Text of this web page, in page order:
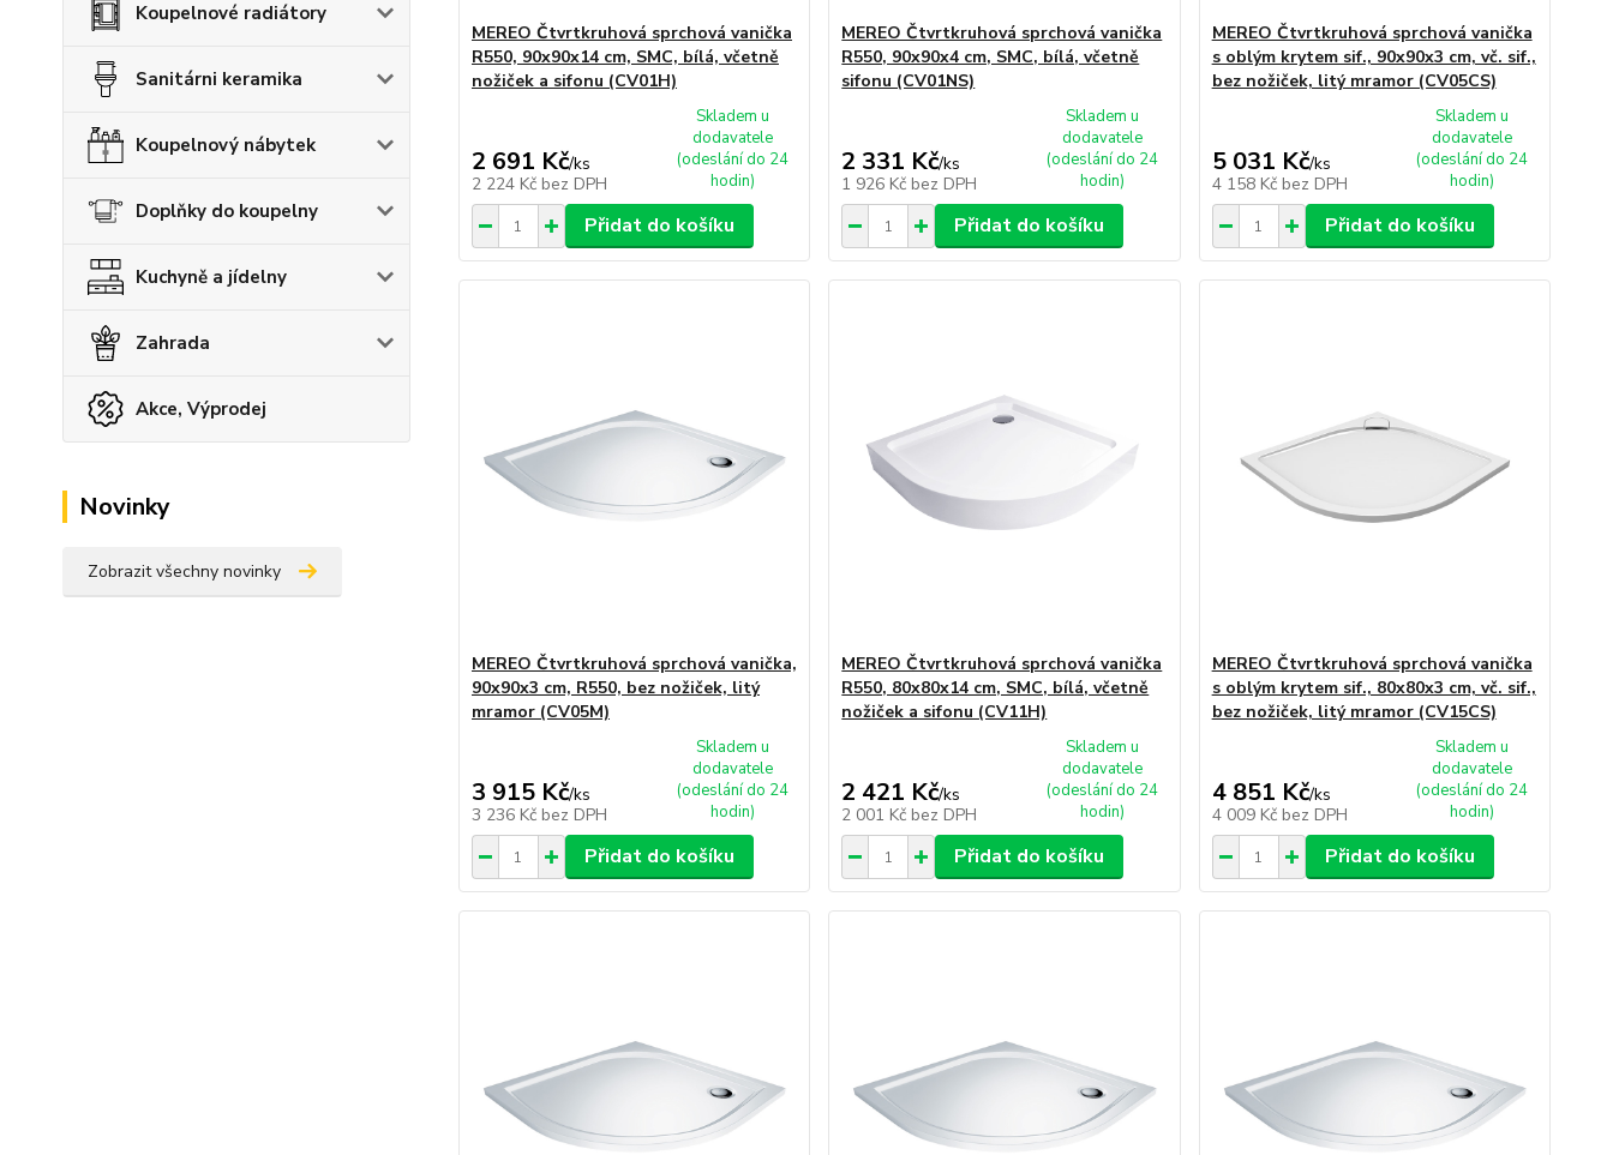
Koupelnové radiátory
Sanitárni keramika
Koupelnový nábytek
Doplňky do koupelny
Kuchyně a jídelny
Zahrada
Akce, Výprodej
Novinky
Zobrazit všechny novinky
MEREO Čtvrtkruhová sprchová vanička
R550, 90x90x14 cm, SMC, bílá, včetně
nožiček a sifonu (CV01H)
2 691 Kč/ks
2 224 Kč bez DPH
Skladem u
dodavatele
(odeslání do 24
hodin)
Přidat do košíku
MEREO Čtvrtkruhová sprchová vanička
R550, 90x90x4 cm, SMC, bílá, včetně
sifonu (CV01NS)
2 331 Kč/ks
1 926 Kč bez DPH
Skladem u
dodavatele
(odeslání do 24
hodin)
Přidat do košíku
MEREO Čtvrtkruhová sprchová vanička
s oblým krytem sif., 90x90x3 cm, vč. sif.,
bez nožiček, litý mramor (CV05CS)
5 031 Kč/ks
4 158 Kč bez DPH
Skladem u
dodavatele
(odeslání do 24
hodin)
Přidat do košíku
MEREO Čtvrtkruhová sprchová vanička,
90x90x3 cm, R550, bez nožiček, litý
mramor (CV05M)
3 915 Kč/ks
3 236 Kč bez DPH
Skladem u
dodavatele
(odeslání do 24
hodin)
Přidat do košíku
MEREO Čtvrtkruhová sprchová vanička
R550, 80x80x14 cm, SMC, bílá, včetně
nožiček a sifonu (CV11H)
2 421 Kč/ks
2 001 Kč bez DPH
Skladem u
dodavatele
(odeslání do 24
hodin)
Přidat do košíku
MEREO Čtvrtkruhová sprchová vanička
s oblým krytem sif., 80x80x3 cm, vč. sif.,
bez nožiček, litý mramor (CV15CS)
4 851 Kč/ks
4 009 Kč bez DPH
Skladem u
dodavatele
(odeslání do 24
hodin)
Přidat do košíku